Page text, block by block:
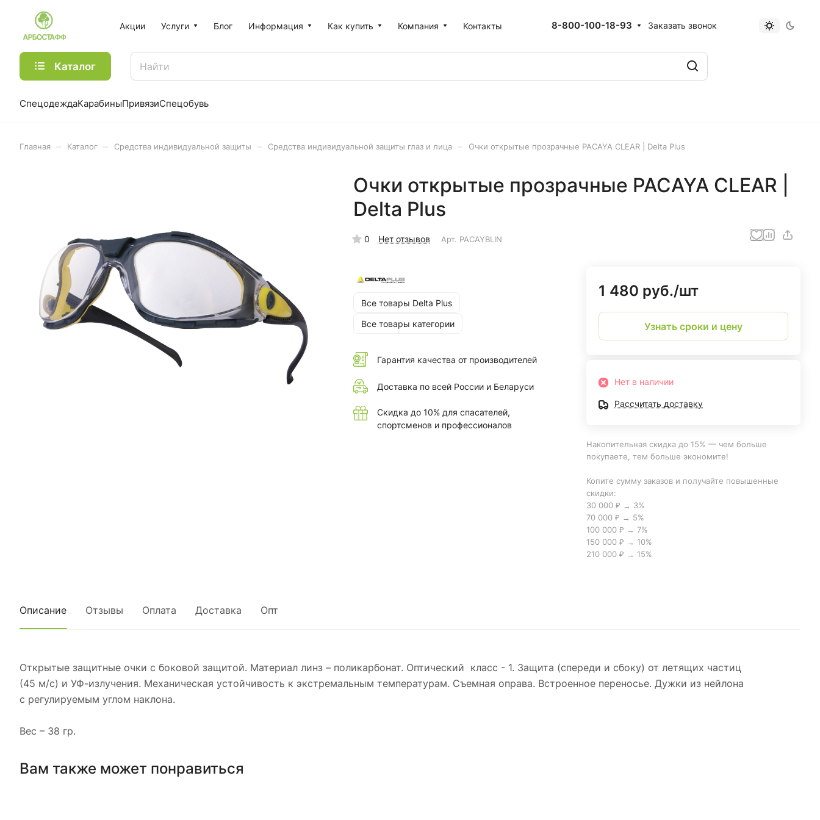
Акции Услуги Блог Информация Как купить Компания Контакты 8-800-100-18-93 Заказать звонок
Каталог
СпецодеждаКарабиныПривязиСпецобувь
Главная Каталог Средства индивидуальной защиты Средства индивидуальной защиты глаз и лица Очки открытые прозрачные PACAYA CLEAR | Delta Plus
Очки открытые прозрачные PACAYA CLEAR |
Delta Plus
0 Нет отзывов Арт. PACAYBLIN
Все товары Delta Plus
Все товары категории
Гарантия качества от производителей
Доставка по всей России и Беларуси
Скидка до 10% для спасателей,
спортсменов и профессионалов
1 480 руб./шт
Узнать сроки и цену
Нет в наличии
Рассчитать доставку
Накопительная скидка до 15% — чем больше
покупаете, тем больше экономите!
Копите сумму заказов и получайте повышенные
скидки:
30 000 ₽ → 3%
70 000 ₽ → 5%
100 000 ₽ → 7%
150 000 ₽ → 10%
210 000 ₽ → 15%
Описание Отзывы Оплата Доставка Опт
Открытые защитные очки с боковой защитой. Материал линз – поликарбонат. Оптический класс - 1. Защита (спереди и сбоку) от летящих частиц
(45 м/с) и УФ-излучения. Механическая устойчивость к экстремальным температурам. Съемная оправа. Встроенное переносье. Дужки из нейлона
с регулируемым углом наклона.
Вес – 38 гр.
Вам также может понравиться